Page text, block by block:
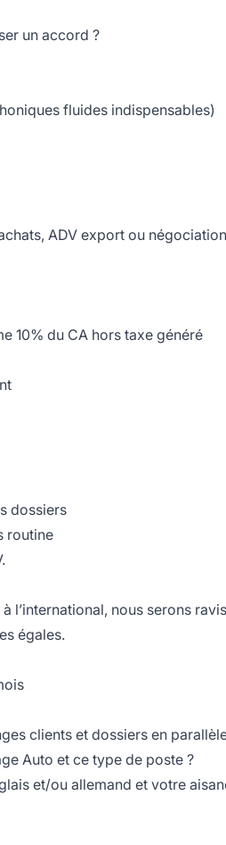
un accord ?
fluides indispensables)
ADV export ou
10% du CA hors taxe généré
dossiers
routine
l’international, nous serons
égales.
clients et dossiers en
Auto et ce type de poste ?
et/ou allemand et votre